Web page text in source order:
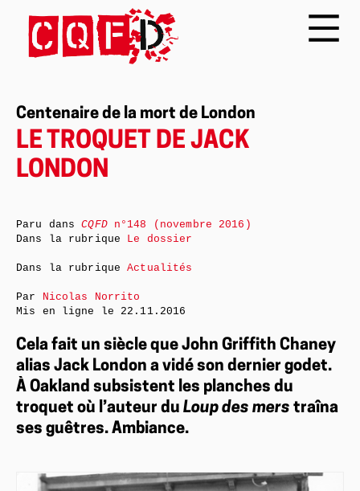
Centenaire de la mort de London
LE TROQUET DE JACK
LONDON
Cela fait un siècle que John Griffith Chaney
alias Jack London a vidé son dernier godet.
À Oakland subsistent les planches du
troquet où l’auteur du Loup des mers traîna
ses guêtres. Ambiance.
Paru dansCQFDn°148 (novembre 2016)
Dans la rubrique Le dossier
Dans la rubriqueActualités
Par Nicolas Norrito
Mis en ligne le 22.11.2016